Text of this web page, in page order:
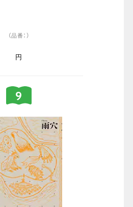
（品番：）
円